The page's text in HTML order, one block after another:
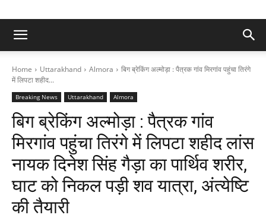
Home Uttarakhand Almora
बिग ब्रेकिंग अल्मोड़ा : पैत्रक गांव मिरगांव पहुंचा तिरंगे
में लिपटा शहीद...
Breaking News Uttarakhand Almora
बिग ब्रेकिंग अल्मोड़ा : पैत्रक गांव
मिरगांव पहुंचा तिरंगे में लिपटा शहीद लांस
नायक दिनेश सिंह गैड़ा का पार्थिव शरीर,
घाट को निकल पड़ी शव यात्रा, अंत्येष्टि
की तैयारी